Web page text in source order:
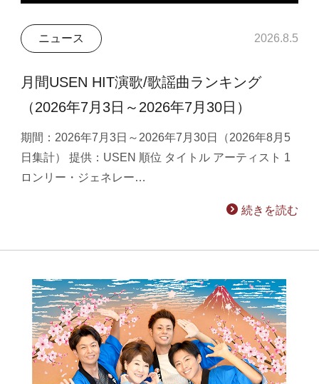
ニュース 2026.8.5
月間USEN HIT演歌/歌謡曲ランキング
（2026年7月3日～2026年7月30日）
期間：2026年7月3日～2026年7月30日（2026年8月5
日集計） 提供：USEN 順位 タイトル アーティスト 1
ロンリー・ジェネレー…
続きを読む